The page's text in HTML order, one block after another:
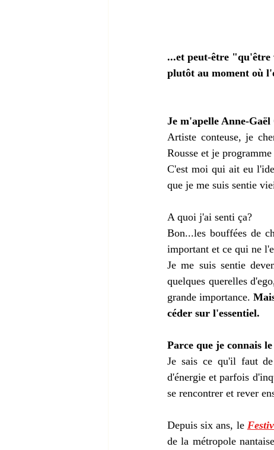
...et peut-être "qu'être
plutôt au moment où
Je m'apelle Anne-Gaël
Artiste conteuse, je
Rousse et je
C'est moi qui ait eu
que je me suis sentie
A quoi j'ai senti ça?
Bon...les bouffées de
important et ce qui ne
Je me suis sentie
quelques querelles
grande importance.
céder sur l'essentiel.
Parce que je connais
Je sais ce qu'il faut
d'énergie et parfois
se rencontrer et rever
Depuis six ans, le
de la métropole